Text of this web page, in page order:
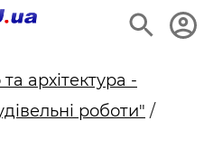
архітектура -
роботи" /